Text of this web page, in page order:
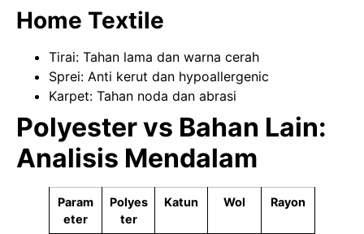
Home Textile
Tirai: Tahan lama dan warna cerah
Sprei: Anti kerut dan hypoallergenic
Karpet: Tahan noda dan abrasi
Polyester vs Bahan Lain:
Analisis Mendalam
Param
eter
Polyes
ter
Katun Wol Rayon